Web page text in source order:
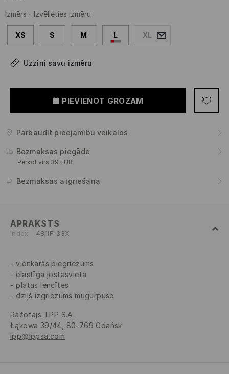
Izmērs - Izvēlieties izmēru
XS S M L XL
Uzzini savu izmēru
PIEVIENOT GROZAM
Pārbaudīt pieejamību veikalos
Bezmaksas piegāde
Pērkot virs 39 EUR
Bezmaksas atgriešana
APRAKSTS
Index 481IF-33X
vienkāršs piegriezums
elastīga jostasvieta
platas lencītes
dziļš izgriezums mugurpusē
Ražotājs: LPP S.A.
Łąkowa 39/44, 80-769 Gdańsk
lpp@lppsa.com